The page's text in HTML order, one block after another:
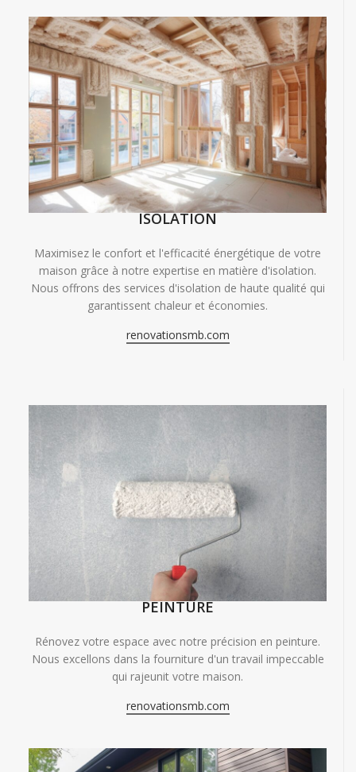
ISOLATION
Maximisez le confort et l'efficacité énergétique de votre
maison grâce à notre expertise en matière d'isolation.
Nous offrons des services d'isolation de haute qualité qui
garantissent chaleur et économies.
renovationsmb.com
PEINTURE
Rénovez votre espace avec notre précision en peinture.
Nous excellons dans la fourniture d'un travail impeccable
qui rajeunit votre maison.
renovationsmb.com